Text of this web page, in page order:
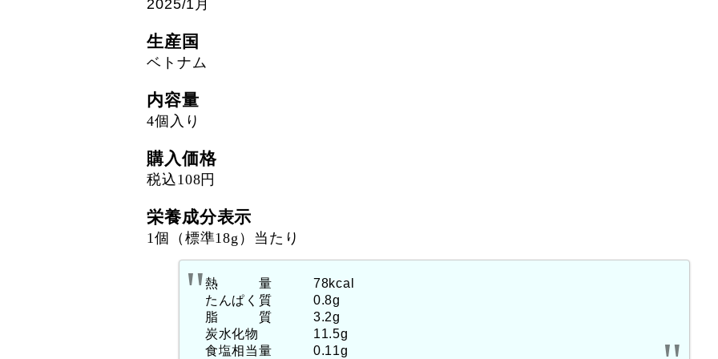
2025/1月
生産国
ベトナム
内容量
4個入り
購入価格
税込108円
栄養成分表示
1個（標準18g）当たり
熱 量 78kcal
たんぱく質 0.8g
脂 質 3.2g
炭水化物 11.5g
食塩相当量 0.11g